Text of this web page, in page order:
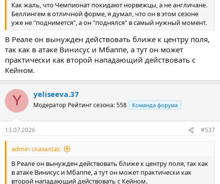
Как жаль, что Чемпионат покидают норвежцы, а не англичане.
Беллингем в отличной форме, я думал, что он в этом сезоне
уже не "поднимется", а он "поднялся" в самый нужный момент.
В Реале он вынужден действовать ближе к центру поля,
так как в атаке Винисус и Мбаппе, а тут он может
практически как второй нападающий действовать с
Кейном.
Y yeliseeva.37
Модератор Рейтинг сезона: 558 Команда форума
13.07.2026 #537
admin сказал(а):
В Реале он вынужден действовать ближе к центру поля, так как
в атаке Винисус и Мбаппе, а тут он может практически как
второй нападающий действовать с Кейном.